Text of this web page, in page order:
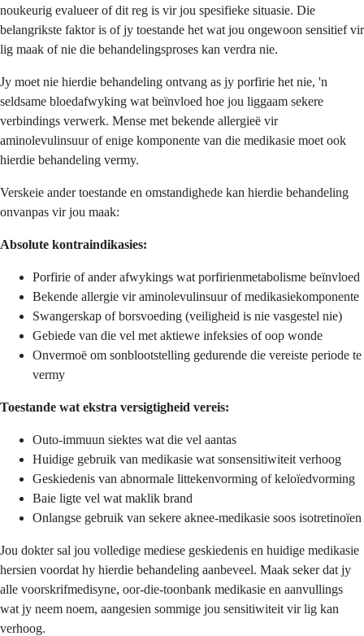
noukeurig evalueer of dit reg is vir jou spesifieke situasie. Die
belangrikste faktor is of jy toestande het wat jou ongewoon sensitief vir
lig maak of nie die behandelingsproses kan verdra nie.
Jy moet nie hierdie behandeling ontvang as jy porfirie het nie, 'n
seldsame bloedafwyking wat beïnvloed hoe jou liggaam sekere
verbindings verwerk. Mense met bekende allergieë vir
aminolevulinsuur of enige komponente van die medikasie moet ook
hierdie behandeling vermy.
Verskeie ander toestande en omstandighede kan hierdie behandeling
onvanpas vir jou maak:
Absolute kontraindikasies:
Porfirie of ander afwykings wat porfirienmetabolisme beïnvloed
Bekende allergie vir aminolevulinsuur of medikasiekomponente
Swangerskap of borsvoeding (veiligheid is nie vasgestel nie)
Gebiede van die vel met aktiewe infeksies of oop wonde
Onvermoë om sonblootstelling gedurende die vereiste periode te
vermy
Toestande wat ekstra versigtigheid vereis:
Outo-immuun siektes wat die vel aantas
Huidige gebruik van medikasie wat sonsensitiwiteit verhoog
Geskiedenis van abnormale littekenvorming of keloïedvorming
Baie ligte vel wat maklik brand
Onlangse gebruik van sekere aknee-medikasie soos isotretinoïen
Jou dokter sal jou volledige mediese geskiedenis en huidige medikasie
hersien voordat hy hierdie behandeling aanbeveel. Maak seker dat jy
alle voorskrifmedisyne, oor-die-toonbank medikasie en aanvullings
wat jy neem noem, aangesien sommige jou sensitiwiteit vir lig kan
verhoog.